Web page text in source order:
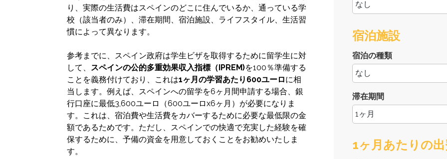
り、実際の生活費はスペインのどこに住んでいるか、通っている学
校（該当者のみ）、滞在期間、宿泊施設、ライフスタイル、生活習
慣によって異なります。
参考までに、スペイン政府は学生ビザを取得するために留学生に対
して、 スペインの公的多重効果収入指標（IPREM)を100％準備する
ことを義務付けており、これは1ヶ月の学習あたり600ユーロに相
当します。例えば、スペインへの留学を6ヶ月間申請する場合、銀
行口座に最低3,600ユーロ（600ユーロx6ヶ月）が必要になりま
す。これは、宿泊費や生活費をカバーするために必要な最低限の金
額であるためです。ただし、スペインでの快適で充実した経験を確
保するために、予備の資金を用意しておくことをお勧めいたしま
す。
宿泊施設
宿泊の種類
滞在期間
1ヶ月あたりの